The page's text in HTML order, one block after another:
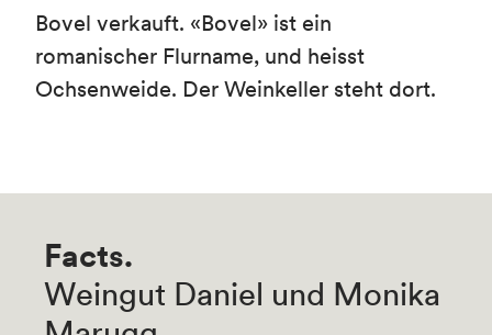
Bovel verkauft. «Bovel» ist ein
romanischer Flurname, und heisst
Ochsenweide. Der Weinkeller steht dort.
Facts.
Weingut Daniel und Monika